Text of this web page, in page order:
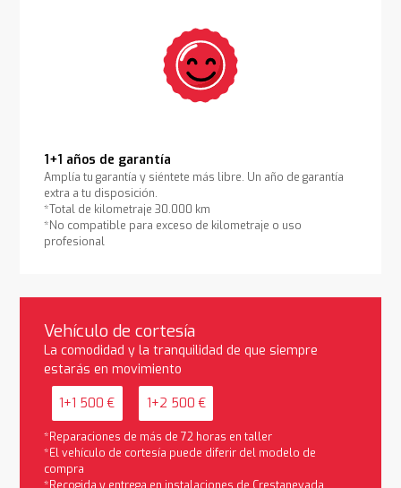
1+1 años de garantía
Amplía tu garantía y siéntete más libre. Un año de garantía
extra a tu disposición.
*Total de kilometraje 30.000 km
*No compatible para exceso de kilometraje o uso
profesional
Vehículo de cortesía
La comodidad y la tranquilidad de que siempre
estarás en movimiento
1+1 500 € 1+2 500 €
*Reparaciones de más de 72 horas en taller
*El vehículo de cortesía puede diferir del modelo de
compra
*Recogida y entrega en instalaciones de Crestanevada